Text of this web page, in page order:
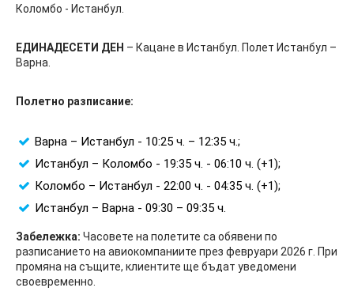
Коломбо - Истанбул.
ЕДИНАДЕСЕТИ ДЕН – Кацане в Истанбул. Полет Истанбул –
Варна.
Полетно разписание:
Варна – Истанбул - 10:25 ч. – 12:35 ч.;
Истанбул – Коломбо - 19:35 ч. - 06:10 ч. (+1);
Коломбо – Истанбул - 22:00 ч. - 04:35 ч. (+1);
Истанбул – Варна - 09:30 – 09:35 ч.
Забележка: Часовете на полетите са обявени по
разписанието на авиокомпаниите през февруари 2026 г. При
промяна на същите, клиентите ще бъдат уведомени
своевременно.